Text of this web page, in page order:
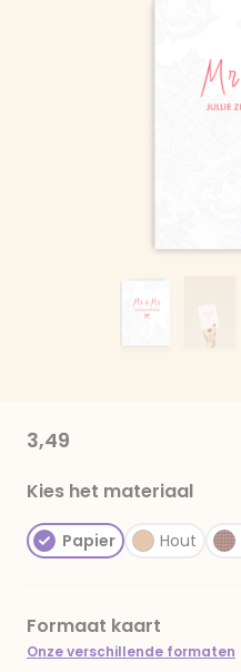
3,49
Kies het materiaal
Papier Hout
Formaat kaart
Onze verschillende formaten